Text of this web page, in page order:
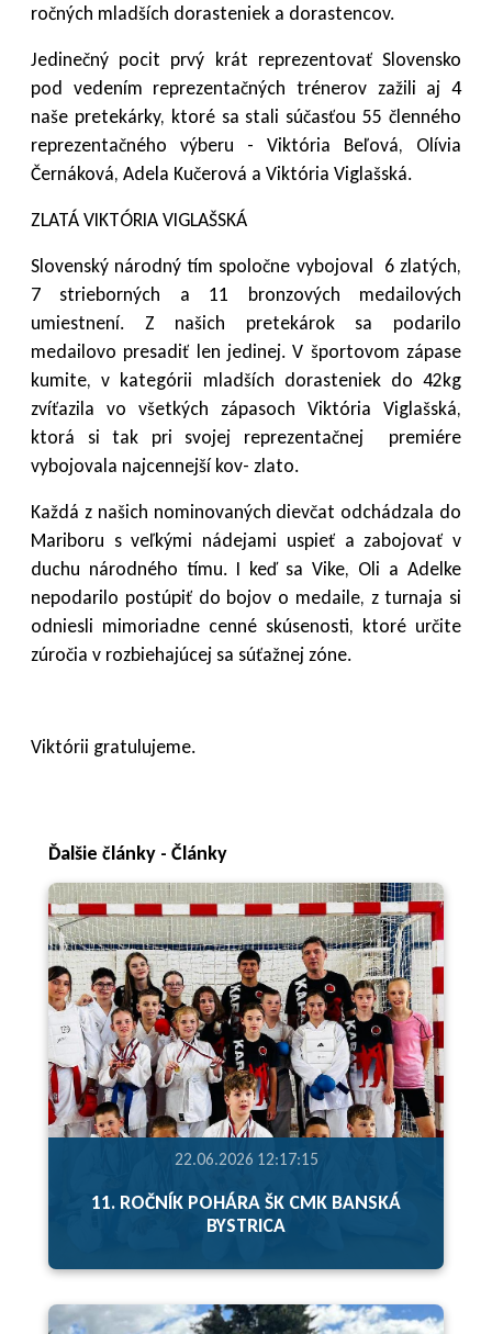
ročných mladších dorasteniek a dorastencov.
Jedinečný pocit prvý krát reprezentovať Slovensko
pod vedením reprezentačných trénerov zažili aj 4
naše pretekárky, ktoré sa stali súčasťou 55 členného
reprezentačného výberu - Viktória Beľová, Olívia
Černáková, Adela Kučerová a Viktória Viglašská.
ZLATÁ VIKTÓRIA VIGLAŠSKÁ
Slovenský národný tím spoločne vybojoval 6 zlatých,
7 strieborných a 11 bronzových medailových
umiestnení. Z našich pretekárok sa podarilo
medailovo presadiť len jedinej. V športovom zápase
kumite, v kategórii mladších dorasteniek do 42kg
zvíťazila vo všetkých zápasoch Viktória Viglašská,
ktorá si tak pri svojej reprezentačnej
premiére
vybojovala najcennejší kov- zlato.
Každá z našich nominovaných dievčat odchádzala do
Mariboru s veľkými nádejami uspieť a zabojovať v
duchu národného tímu. I keď sa Vike, Oli a Adelke
nepodarilo postúpiť do bojov o medaile, z turnaja si
odniesli mimoriadne cenné skúsenosti, ktoré určite
zúročia v rozbiehajúcej sa súťažnej zóne.
Viktórii gratulujeme.
Ďalšie články - Články
22.06.2026 12:17:15
11. ROČNÍK POHÁRA ŠK CMK BANSKÁ
BYSTRICA